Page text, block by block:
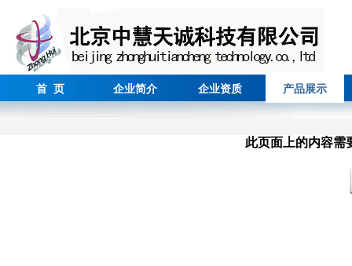
首 页 企业简介 企业资质 产品展示
此页面上的内容需